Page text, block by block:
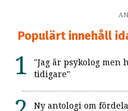
Populärt innehåll
"Jag är psykolog men
tidigare"
Ny antologi om